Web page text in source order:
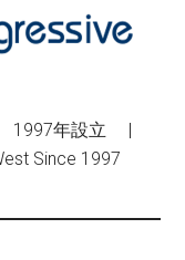
− 1997年設立 |
Since 1997